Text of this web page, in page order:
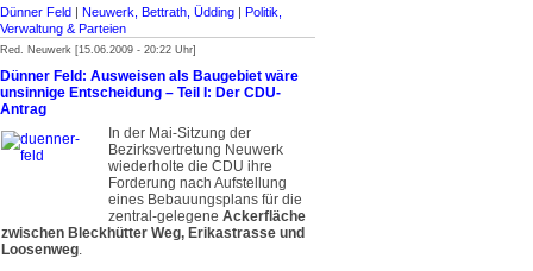
Dünner Feld | Neuwerk, Bettrath, Üdding | Politik,
Verwaltung & Parteien
Red. Neuwerk [15.06.2009 - 20:22 Uhr]
Dünner Feld: Ausweisen als Baugebiet wäre
unsinnige Entscheidung – Teil I: Der CDU-
Antrag
In der Mai-Sitzung der
Bezirksvertretung Neuwerk
wiederholte die CDU ihre
Forderung nach Aufstellung
eines Bebauungsplans für die
zentral-gelegene Ackerfläche
zwischen Bleckhütter Weg, Erikastrasse und
Loosenweg.